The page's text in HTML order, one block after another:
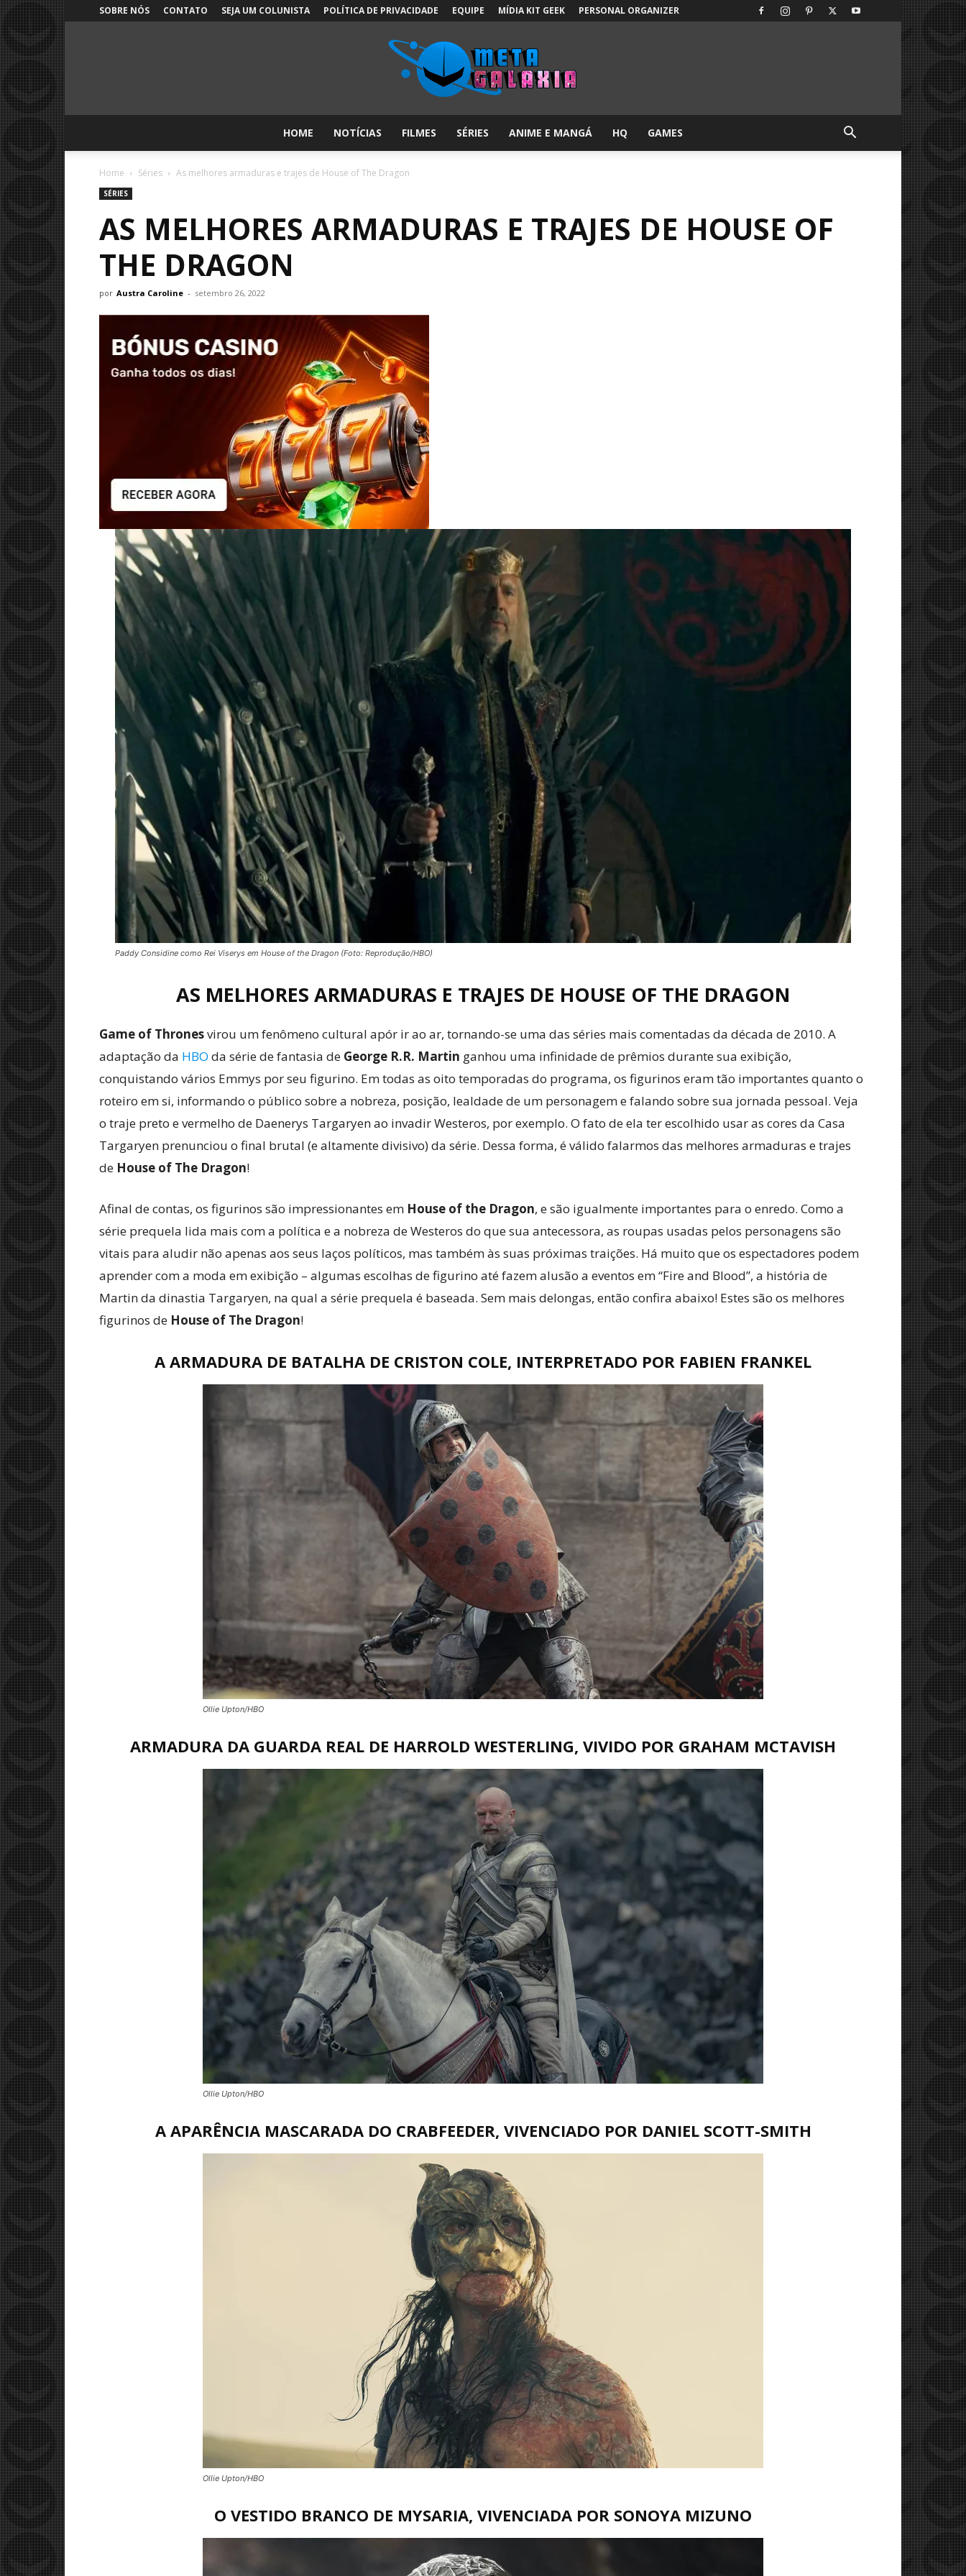
SOBRE NÓS CONTATO SEJA UM COLUNISTA POLÍTICA DE PRIVACIDADE EQUIPE MÍDIA KIT GEEK PERSONAL ORGANIZER
Galáxia:
sobre
Cultura
Pop!
HOME NOTÍCIAS FILMES SÉRIES ANIME E MANGÁ HQ GAMES
Home Séries As melhores armaduras e trajes de House of The Dragon
SÉRIES
AS MELHORES ARMADURAS E TRAJES DE HOUSE OF
THE DRAGON
por Austra Caroline - setembro 26, 2022
Paddy Considine como Rei Viserys em House of the Dragon (Foto: Reprodução/HBO)
AS MELHORES ARMADURAS E TRAJES DE HOUSE OF THE DRAGON
Game of Thronesvirou um fenômeno cultural apór ir ao ar, tornando-se uma das séries mais comentadas da década de 2010. A
adaptação da HBO da série de fantasia de George R.R. Martin ganhou uma infinidade de prêmios durante sua exibição,
conquistando vários Emmys por seu figurino. Em todas as oito temporadas do programa, os figurinos eram tão importantes quanto o
roteiro em si, informando o público sobre a nobreza, posição, lealdade de um personagem e falando sobre sua jornada pessoal. Veja
o traje preto e vermelho de Daenerys Targaryen ao invadir Westeros, por exemplo. O fato de ela ter escolhido usar as cores da Casa
Targaryen prenunciou o final brutal (e altamente divisivo) da série. Dessa forma, é válido falarmos das melhores armaduras e trajes
de House of The Dragon!
Afinal de contas, os figurinos são impressionantes em House of the Dragon, e são igualmente importantes para o enredo. Como a
série prequela lida mais com a política e a nobreza de Westeros do que sua antecessora, as roupas usadas pelos personagens são
vitais para aludir não apenas aos seus laços políticos, mas também às suas próximas traições. Há muito que os espectadores podem
aprender com a moda em exibição – algumas escolhas de figurino até fazem alusão a eventos em “Fire and Blood”, a história de
Martin da dinastia Targaryen, na qual a série prequela é baseada. Sem mais delongas, então confira abaixo! Estes são os melhores
figurinos de House of The Dragon!
A ARMADURA DE BATALHA DE CRISTON COLE, INTERPRETADO POR FABIEN FRANKEL
Ollie Upton/HBO
ARMADURA DA GUARDA REAL DE HARROLD WESTERLING, VIVIDO POR GRAHAM MCTAVISH
Ollie Upton/HBO
A APARÊNCIA MASCARADA DO CRABFEEDER, VIVENCIADO POR DANIEL SCOTT-SMITH
Ollie Upton/HBO
O VESTIDO BRANCO DE MYSARIA, VIVENCIADA POR SONOYA MIZUNO